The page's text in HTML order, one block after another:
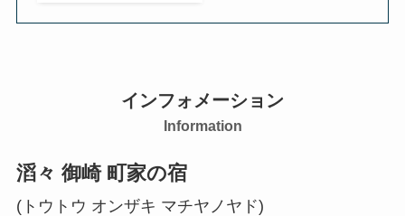
インフォメーション
Information
滔々 御崎 町家の宿
(トウトウ オンザキ マチヤノヤド)